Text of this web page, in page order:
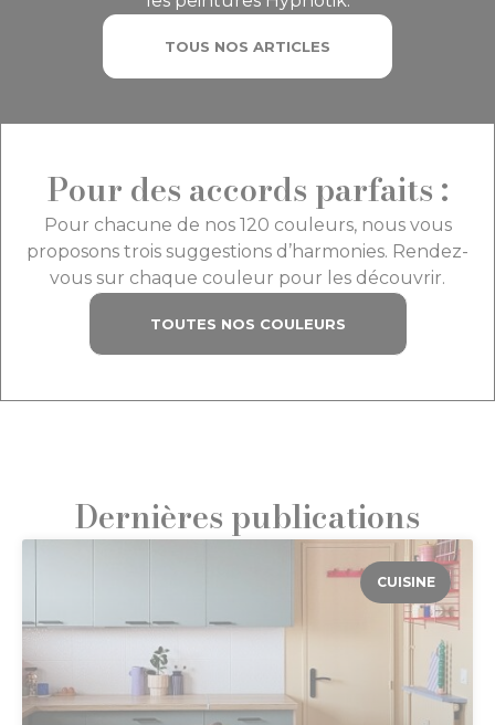
TOUS NOS ARTICLES
Pour des accords parfaits :
Pour chacune de nos 120 couleurs, nous vous
proposons trois suggestions d’harmonies. Rendez-
vous sur chaque couleur pour les découvrir.
TOUTES NOS COULEURS
Dernières publications
CUISINE